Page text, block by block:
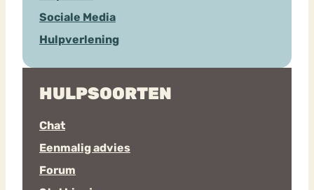
Sociale Media
Hulpverlening
HULPSOORTEN
Chat
Eenmalig advies
Forum